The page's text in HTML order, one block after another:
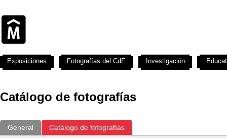
Catálogo de fotografías
General Catálogo de fotografías
Exposiciones Fotografías del CdF Investigación